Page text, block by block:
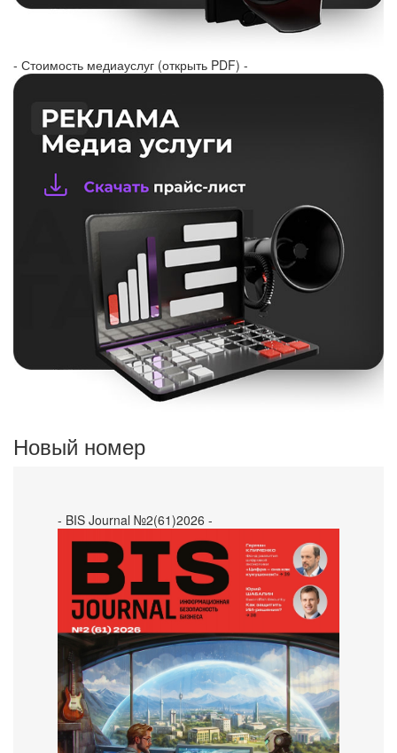
- Стоимость медиауслуг (открыть PDF) -
Новый номер
- BIS Journal №2(61)2026 -